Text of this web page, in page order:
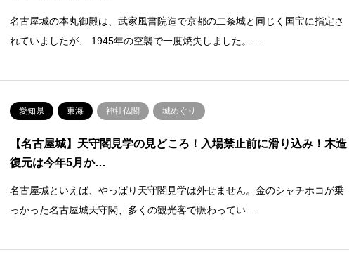
名古屋城の本丸御殿は、武家風書院造で京都の二条城と同じく国宝に指定さ
れていましたが、 1945年の空襲で一度焼失しました。…
愛知県 東海 神社仏閣 城めぐり
【名古屋城】天守閣見学の見どころ！入場禁止前に滑り込み！木造
復元は今年5月か…
名古屋城といえば、やっぱり天守閣見学は外せません。金のシャチホコが乗
っかった名古屋城天守閣、多くの観光客で賑わってい…